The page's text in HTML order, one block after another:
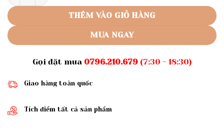
THÊM VÀO GIỎ HÀNG
MUA NGAY
Gọi đặt mua 0796.210.679(7:30 - 18:30)
Giao hàng toàn quốc
Tích điểm tất cả sản phẩm